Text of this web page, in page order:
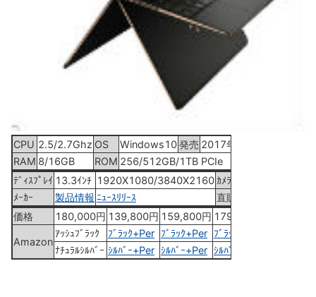
CPU 2.5/2.7Ghz OS Windows10発売 2017年2月中旬
RAM 8/16GB ROM 256/512GB/1TB PCIe
ﾃﾞｨｽﾌﾟﾚｲ 13.3ｲﾝﾁ 1920X1080/3840X2160 ｶﾒﾗ
ﾒｰｶｰ
製品情報 ﾆｭｰｽﾘﾘｰｽ 直販
価格
180,000円 139,800円 159,800円 179,800円
Amazon
ｱｯｼｭﾌﾞﾗｯｸ ﾌﾞﾗｯｸ+Per ﾌﾞﾗｯｸ+Per ﾌﾞﾗｯｸ+H&B
ﾅﾁｭﾗﾙｼﾙﾊﾞｰ ｼﾙﾊﾞｰ+Per ｼﾙﾊﾞｰ+Per ｼﾙﾊﾞｰ+H&B